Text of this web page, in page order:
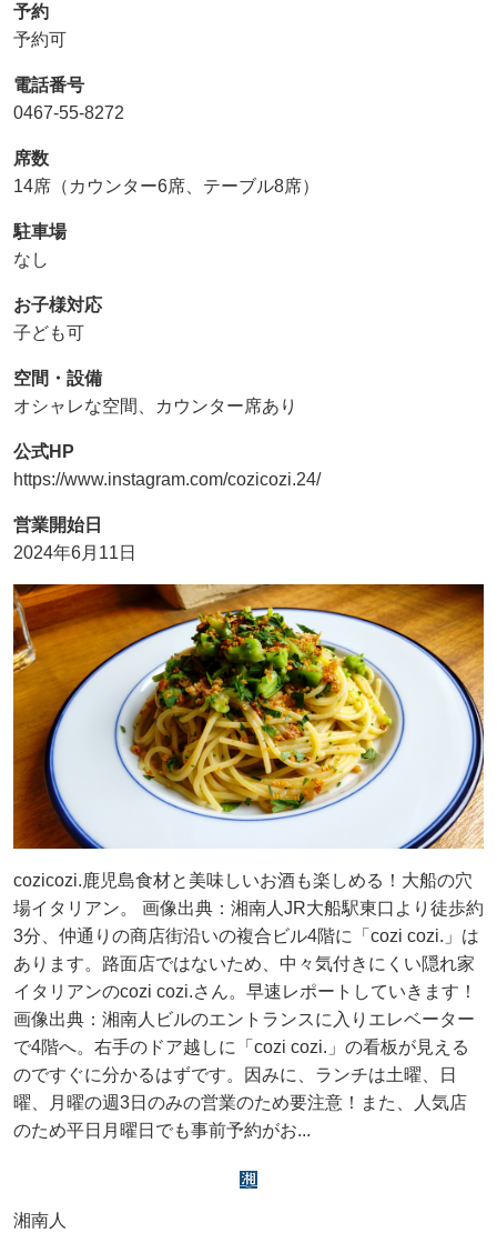
予約
予約可
電話番号
0467-55-8272
席数
14席（カウンター6席、テーブル8席）
駐車場
なし
お子様対応
子ども可
空間・設備
オシャレな空間、カウンター席あり
公式HP
https://www.instagram.com/cozicozi.24/
営業開始日
2024年6月11日
cozicozi.鹿児島食材と美味しいお酒も楽しめる！大船の穴
場イタリアン。 画像出典：湘南人JR大船駅東口より徒歩約
3分、仲通りの商店街沿いの複合ビル4階に「cozi cozi.」は
あります。路面店ではないため、中々気付きにくい隠れ家
イタリアンのcozi cozi.さん。早速レポートしていきます！
画像出典：湘南人ビルのエントランスに入りエレベーター
で4階へ。右手のドア越しに「cozi cozi.」の看板が見える
のですぐに分かるはずです。因みに、ランチは土曜、日
曜、月曜の週3日のみの営業のため要注意！また、人気店
のため平日月曜日でも事前予約がお...
湘南人